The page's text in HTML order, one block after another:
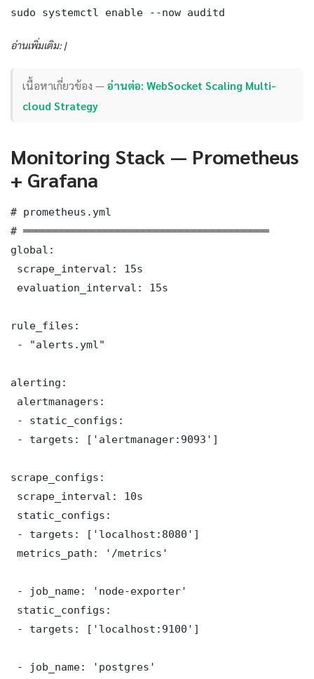
sudo systemctl enable --now auditd
อ่านเพิ่มเติม: |
เนื้อหาเกี่ยวข้อง —อ่านต่อ: WebSocket Scaling Multi-
cloud Strategy
Monitoring Stack — Prometheus
+ Grafana
# prometheus.yml
# ═══════════════════════════════════════
global:
scrape_interval: 15s
evaluation_interval: 15s
rule_files:
- "alerts.yml"
alerting:
alertmanagers:
- static_configs:
- targets: ['alertmanager:9093']
scrape_configs:
scrape_interval: 10s
static_configs:
- targets: ['localhost:8080']
metrics_path: '/metrics'
- job_name: 'node-exporter'
static_configs:
- targets: ['localhost:9100']
- job_name: 'postgres'